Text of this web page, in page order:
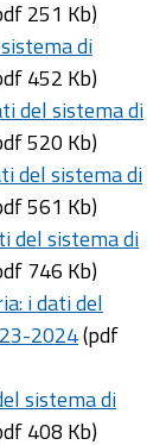
251 Kb)
di
452 Kb)
del sistema di
520 Kb)
del sistema di
561 Kb)
del sistema di
746 Kb)
i dati del
2024(pdf
sistema di
408 Kb)